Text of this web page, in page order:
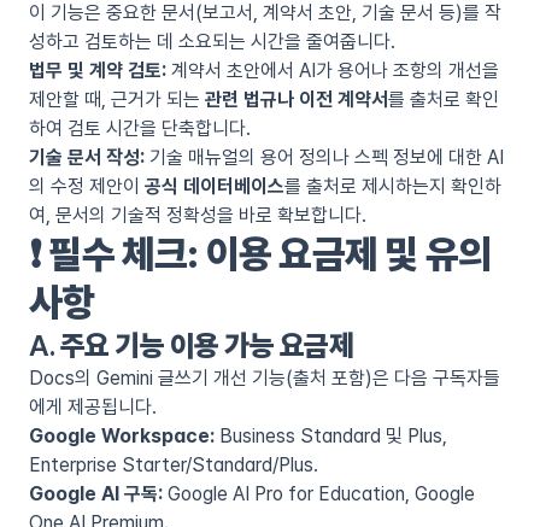
이 기능은 중요한 문서(보고서, 계약서 초안, 기술 문서 등)를 작
성하고 검토하는 데 소요되는 시간을 줄여줍니다.
법무 및 계약 검토: 계약서 초안에서 AI가 용어나 조항의 개선을
제안할 때, 근거가 되는 관련 법규나 이전 계약서를 출처로 확인
하여 검토 시간을 단축합니다.
기술 문서 작성: 기술 매뉴얼의 용어 정의나 스펙 정보에 대한 AI
의 수정 제안이 공식 데이터베이스를 출처로 제시하는지 확인하
여, 문서의 기술적 정확성을 바로 확보합니다.
❗필수 체크: 이용 요금제 및 유의
사항
A.주요 기능 이용 가능 요금제
Docs의 Gemini 글쓰기 개선 기능(출처 포함)은 다음 구독자들
에게 제공됩니다.
Google Workspace: Business Standard 및 Plus,
Enterprise Starter/Standard/Plus.
Google AI 구독: Google AI Pro for Education, Google